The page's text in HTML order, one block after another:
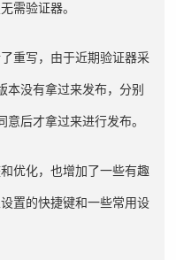
需验证器。
重写，由于近期验证器采
本没有拿过来发布，分别
后才拿过来进行发布。
优化，也增加了一些有趣
置的快捷键和一些常用设